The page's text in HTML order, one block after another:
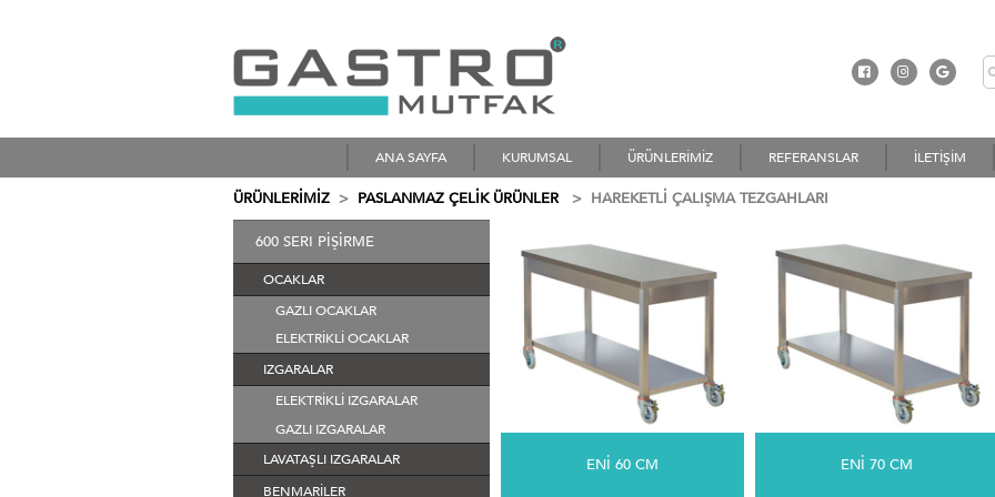
ANA SAYFA KURUMSAL ÜRÜNLERİMİZ REFERANSLAR İLETİŞİM
ÜRÜNLERİMİZ> PASLANMAZ ÇELİK ÜRÜNLER > HAREKETLİ ÇALIŞMA TEZGAHLARI
600 SERI PİŞİRME
OCAKLAR
GAZLI OCAKLAR
ELEKTRİKLİ OCAKLAR
IZGARALAR
ELEKTRİKLİ IZGARALAR
GAZLI IZGARALAR
LAVATAŞLI IZGARALAR
BENMARİLER
ENİ 60 CM ENİ 70 CM